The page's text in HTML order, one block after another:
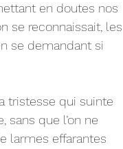
en doutes nos
se reconnaissait, les
se demandant si
tristesse qui suinte
sans que l’on ne
larmes effarantes